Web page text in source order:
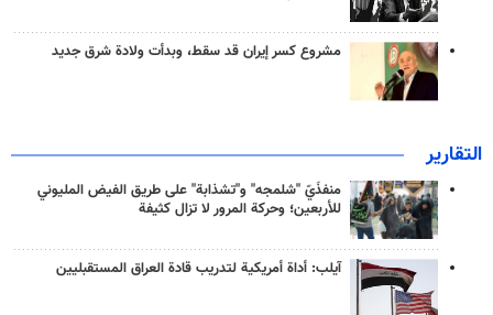
مشروع كسر إيران قد سقط، وبدأت ولادة شرق جديد
التقارير
منفذَيّ "شلمجه" و"تشذابة" على طريق الفيض المليوني
للأربعين؛ وحركة المرور لا تزال كثيفة
آيلب: أداة أمريكية لتدريب قادة العراق المستقبليين